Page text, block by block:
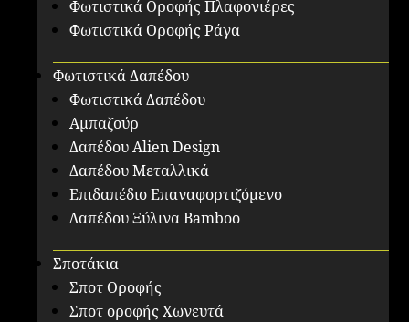
Φωτιστικά Οροφής Πλαφονιέρες
Φωτιστικά Οροφής Ράγα
Φωτιστικά Δαπέδου
Φωτιστικά Δαπέδου
Αμπαζούρ
Δαπέδου Alien Design
Δαπέδου Μεταλλικά
Επιδαπέδιο Επαναφορτιζόμενο
Δαπέδου Ξύλινα Bamboo
Σποτάκια
Σποτ Οροφής
Σποτ οροφής Χωνευτά